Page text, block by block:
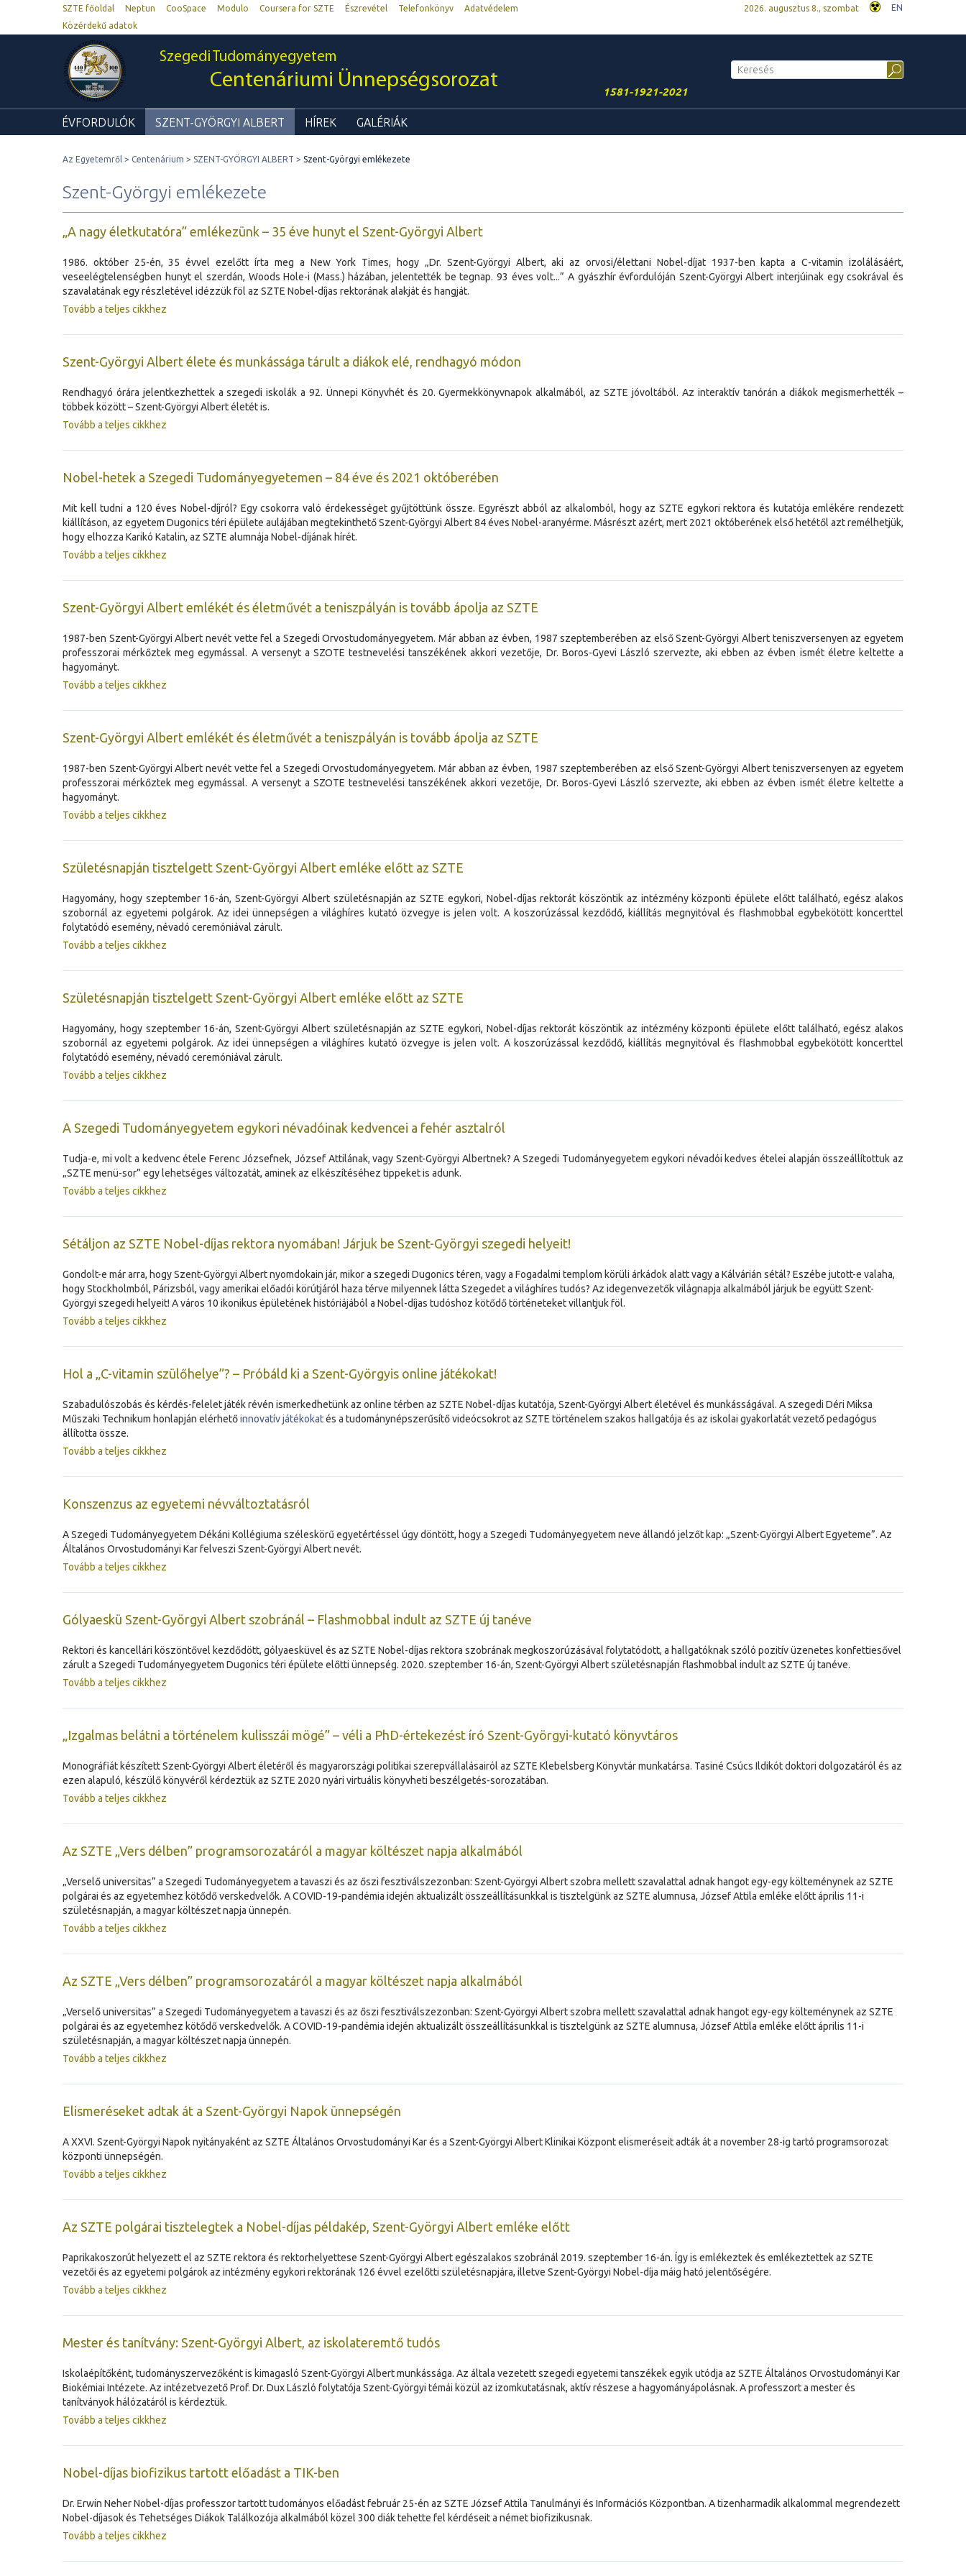
SZTE főoldal Neptun CooSpace Modulo Coursera for SZTE Észrevétel Telefonkönyv
Adatvédelem
Közérdekű adatok
2026. augusztus 8., szombat EN
Szegedi Tudományegyetem
Centenáriumi Ünnepségsorozat 1581-1921-2021
ÉVFORDULÓK SZENT-GYÖRGYI ALBERT HÍREK GALÉRIÁK
Az Egyetemről Centenárium SZENT-GYÖRGYI ALBERT Szent-Györgyi emlékezete
Szent-Györgyi emlékezete
„A nagy életkutatóra” emlékezünk – 35 éve hunyt el Szent-Györgyi Albert
1986. október 25-én, 35 évvel ezelőtt írta meg a New York Times, hogy „Dr. Szent-Györgyi Albert, aki az orvosi/élettani Nobel-díjat 1937-ben kapta a C-vitamin izolálásáért,
veseelégtelenségben hunyt el szerdán, Woods Hole-i (Mass.) házában, jelentették be tegnap. 93 éves volt...” A gyászhír évfordulóján Szent-Györgyi Albert interjúinak egy csokrával és
szavalatának egy részletével idézzük föl az SZTE Nobel-díjas rektorának alakját és hangját.
Tovább a teljes cikkhez
Szent-Györgyi Albert élete és munkássága tárult a diákok elé, rendhagyó módon
Rendhagyó órára jelentkezhettek a szegedi iskolák a 92. Ünnepi Könyvhét és 20. Gyermekkönyvnapok alkalmából, az SZTE jóvoltából. Az interaktív tanórán a diákok megismerhették –
többek között – Szent-Györgyi Albert életét is.
Tovább a teljes cikkhez
Nobel-hetek a Szegedi Tudományegyetemen – 84 éve és 2021 októberében
Mit kell tudni a 120 éves Nobel-díjról? Egy csokorra való érdekességet gyűjtöttünk össze. Egyrészt abból az alkalomból, hogy az SZTE egykori rektora és kutatója emlékére rendezett
kiállításon, az egyetem Dugonics téri épülete aulájában megtekinthető Szent-Györgyi Albert 84 éves Nobel-aranyérme. Másrészt azért, mert 2021 októberének első hetétől azt remélhetjük,
hogy elhozza Karikó Katalin, az SZTE alumnája Nobel-díjának hírét.
Tovább a teljes cikkhez
Szent-Györgyi Albert emlékét és életművét a teniszpályán is tovább ápolja az SZTE
1987-ben Szent-Györgyi Albert nevét vette fel a Szegedi Orvostudományegyetem. Már abban az évben, 1987 szeptemberében az első Szent-Györgyi Albert teniszversenyen az egyetem
professzorai mérkőztek meg egymással. A versenyt a SZOTE testnevelési tanszékének akkori vezetője, Dr. Boros-Gyevi László szervezte, aki ebben az évben ismét életre keltette a
hagyományt.
Tovább a teljes cikkhez
Szent-Györgyi Albert emlékét és életművét a teniszpályán is tovább ápolja az SZTE
1987-ben Szent-Györgyi Albert nevét vette fel a Szegedi Orvostudományegyetem. Már abban az évben, 1987 szeptemberében az első Szent-Györgyi Albert teniszversenyen az egyetem
professzorai mérkőztek meg egymással. A versenyt a SZOTE testnevelési tanszékének akkori vezetője, Dr. Boros-Gyevi László szervezte, aki ebben az évben ismét életre keltette a
hagyományt.
Tovább a teljes cikkhez
Születésnapján tisztelgett Szent-Györgyi Albert emléke előtt az SZTE
Hagyomány, hogy szeptember 16-án, Szent-Györgyi Albert születésnapján az SZTE egykori, Nobel-díjas rektorát köszöntik az intézmény központi épülete előtt található, egész alakos
szobornál az egyetemi polgárok. Az idei ünnepségen a világhíres kutató özvegye is jelen volt. A koszorúzással kezdődő, kiállítás megnyitóval és flashmobbal egybekötött koncerttel
folytatódó esemény, névadó ceremóniával zárult.
Tovább a teljes cikkhez
Születésnapján tisztelgett Szent-Györgyi Albert emléke előtt az SZTE
Hagyomány, hogy szeptember 16-án, Szent-Györgyi Albert születésnapján az SZTE egykori, Nobel-díjas rektorát köszöntik az intézmény központi épülete előtt található, egész alakos
szobornál az egyetemi polgárok. Az idei ünnepségen a világhíres kutató özvegye is jelen volt. A koszorúzással kezdődő, kiállítás megnyitóval és flashmobbal egybekötött koncerttel
folytatódó esemény, névadó ceremóniával zárult.
Tovább a teljes cikkhez
A Szegedi Tudományegyetem egykori névadóinak kedvencei a fehér asztalról
Tudja-e, mi volt a kedvenc étele Ferenc Józsefnek, József Attilának, vagy Szent-Györgyi Albertnek? A Szegedi Tudományegyetem egykori névadói kedves ételei alapján összeállítottuk az
„SZTE menü-sor” egy lehetséges változatát, aminek az elkészítéséhez tippeket is adunk.
Tovább a teljes cikkhez
Sétáljon az SZTE Nobel-díjas rektora nyomában! Járjuk be Szent-Györgyi szegedi helyeit!
Gondolt-e már arra, hogy Szent-Györgyi Albert nyomdokain jár, mikor a szegedi Dugonics téren, vagy a Fogadalmi templom körüli árkádok alatt vagy a Kálvárián sétál? Eszébe jutott-e valaha,
hogy Stockholmból, Párizsból, vagy amerikai előadói körútjáról haza térve milyennek látta Szegedet a világhíres tudós? Az idegenvezetők világnapja alkalmából járjuk be együtt Szent-
Györgyi szegedi helyeit! A város 10 ikonikus épületének históriájából a Nobel-díjas tudóshoz kötődő történeteket villantjuk föl.
Tovább a teljes cikkhez
Hol a „C-vitamin szülőhelye”? – Próbáld ki a Szent-Györgyis online játékokat!
Szabadulószobás és kérdés-felelet játék révén ismerkedhetünk az online térben az SZTE Nobel-díjas kutatója, Szent-Györgyi Albert életével és munkásságával. A szegedi Déri Miksa
Műszaki Technikum honlapján elérhetőinnovatív játékokatés a tudománynépszerűsítő videócsokrot az SZTE történelem szakos hallgatója és az iskolai gyakorlatát vezető pedagógus
állította össze.
Tovább a teljes cikkhez
Konszenzus az egyetemi névváltoztatásról
A Szegedi Tudományegyetem Dékáni Kollégiuma széleskörű egyetértéssel úgy döntött, hogy a Szegedi Tudományegyetem neve állandó jelzőt kap: „Szent-Györgyi Albert Egyeteme”. Az
Általános Orvostudományi Kar felveszi Szent-Györgyi Albert nevét.
Tovább a teljes cikkhez
Gólyaeskü Szent-Györgyi Albert szobránál – Flashmobbal indult az SZTE új tanéve
Rektori és kancellári köszöntővel kezdődött, gólyaesküvel és az SZTE Nobel-díjas rektora szobrának megkoszorúzásával folytatódott, a hallgatóknak szóló pozitív üzenetes konfettiesővel
zárult a Szegedi Tudományegyetem Dugonics téri épülete előtti ünnepség. 2020. szeptember 16-án, Szent-Györgyi Albert születésnapján flashmobbal indult az SZTE új tanéve.
Tovább a teljes cikkhez
„Izgalmas belátni a történelem kulisszái mögé” – véli a PhD-értekezést író Szent-Györgyi-kutató könyvtáros
Monográfiát készített Szent-Györgyi Albert életéről és magyarországi politikai szerepvállalásairól az SZTE Klebelsberg Könyvtár munkatársa. Tasiné Csúcs Ildikót doktori dolgozatáról és az
ezen alapuló, készülő könyvéről kérdeztük az SZTE 2020 nyári virtuális könyvheti beszélgetés-sorozatában.
Tovább a teljes cikkhez
Az SZTE „Vers délben” programsorozatáról a magyar költészet napja alkalmából
„Verselő universitas” a Szegedi Tudományegyetem a tavaszi és az őszi fesztiválszezonban: Szent-Györgyi Albert szobra mellett szavalattal adnak hangot egy-egy költeménynek az SZTE
polgárai és az egyetemhez kötődő verskedvelők. A COVID-19-pandémia idején aktualizált összeállításunkkal is tisztelgünk az SZTE alumnusa, József Attila emléke előtt április 11-i
születésnapján, a magyar költészet napja ünnepén.
Tovább a teljes cikkhez
Az SZTE „Vers délben” programsorozatáról a magyar költészet napja alkalmából
„Verselő universitas” a Szegedi Tudományegyetem a tavaszi és az őszi fesztiválszezonban: Szent-Györgyi Albert szobra mellett szavalattal adnak hangot egy-egy költeménynek az SZTE
polgárai és az egyetemhez kötődő verskedvelők. A COVID-19-pandémia idején aktualizált összeállításunkkal is tisztelgünk az SZTE alumnusa, József Attila emléke előtt április 11-i
születésnapján, a magyar költészet napja ünnepén.
Tovább a teljes cikkhez
Elismeréseket adtak át a Szent-Györgyi Napok ünnepségén
A XXVI. Szent-Györgyi Napok nyitányaként az SZTE Általános Orvostudományi Kar és a Szent-Györgyi Albert Klinikai Központ elismeréseit adták át a november 28-ig tartó programsorozat
központi ünnepségén.
Tovább a teljes cikkhez
Az SZTE polgárai tisztelegtek a Nobel-díjas példakép, Szent-Györgyi Albert emléke előtt
Paprikakoszorút helyezett el az SZTE rektora és rektorhelyettese Szent-Györgyi Albert egészalakos szobránál 2019. szeptember 16-án. Így is emlékeztek és emlékeztettek az SZTE
vezetői és az egyetemi polgárok az intézmény egykori rektorának 126 évvel ezelőtti születésnapjára, illetve Szent-Györgyi Nobel-díja máig ható jelentőségére.
Tovább a teljes cikkhez
Mester és tanítvány: Szent-Györgyi Albert, az iskolateremtő tudós
Iskolaépítőként, tudományszervezőként is kimagasló Szent-Györgyi Albert munkássága. Az általa vezetett szegedi egyetemi tanszékek egyik utódja az SZTE Általános Orvostudományi Kar
Biokémiai Intézete. Az intézetvezető Prof. Dr. Dux László folytatója Szent-Györgyi témái közül az izomkutatásnak, aktív részese a hagyományápolásnak. A professzort a mester és
tanítványok hálózatáról is kérdeztük.
Tovább a teljes cikkhez
Nobel-díjas biofizikus tartott előadást a TIK-ben
Dr. Erwin Neher Nobel-díjas professzor tartott tudományos előadást február 25-én az SZTE József Attila Tanulmányi és Információs Központban. A tizenharmadik alkalommal megrendezett
Nobel-díjasok és Tehetséges Diákok Találkozója alkalmából közel 300 diák tehette fel kérdéseit a német biofizikusnak.
Tovább a teljes cikkhez